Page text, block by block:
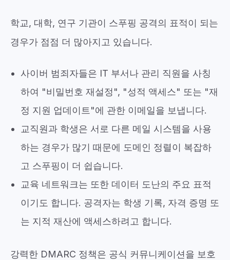
학교, 대학, 연구 기관이 스푸핑 공격의 표적이 되는
경우가 점점 더 많아지고 있습니다.
사이버 범죄자들은 IT 부서나 관리 직원을 사칭
하여 "비밀번호 재설정", "성적 액세스" 또는 "재
정 지원 업데이트"에 관한 이메일을 보냅니다.
교직원과 학생은 서로 다른 메일 시스템을 사용
하는 경우가 많기 때문에 도메인 정렬이 복잡하
고 스푸핑이 더 쉽습니다.
교육 네트워크는 또한 데이터 도난의 주요 표적
이기도 합니다. 공격자는 학생 기록, 자격 증명 또
는 지적 재산에 액세스하려고 합니다.
강력한 DMARC 정책은 공식 커뮤니케이션을 보호